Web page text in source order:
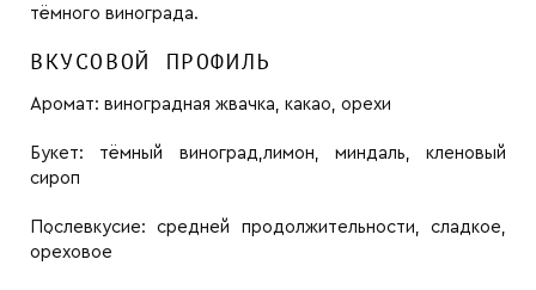
тёмного винограда.
ВКУСОВОЙ ПРОФИЛЬ
Аромат: виноградная жвачка, какао, орехи
Букет: тёмный виноград,лимон, миндаль, кленовый
сироп
Послевкусие:средней продолжительности, сладкое,
ореховое